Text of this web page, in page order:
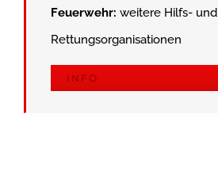
Feuerwehr: weitere Hilfs- und
Rettungsorganisationen
INFO